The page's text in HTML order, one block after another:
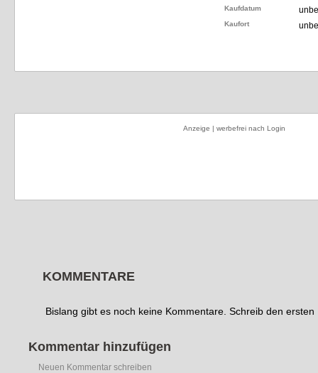
Kaufdatum
Kaufort
Anzeige | werbefrei nach Login
KOMMENTARE
Bislang gibt es noch keine Kommentare. Schreib den ersten
Kommentar hinzufügen
Neuen Kommentar schreiben